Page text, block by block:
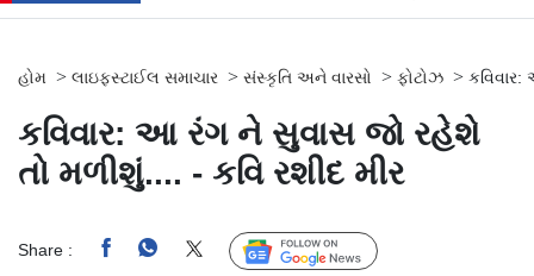
હોમ > લાઇફસ્ટાઈલ સમાચાર > સંસ્કૃતિ અને વારસો > ફોટોઝ >
કવિવાર: આ રંગ ને સુવાસ જો રહેશે
તો મળીશું.... - કવિ રશીદ મીર
Share : Follow Us